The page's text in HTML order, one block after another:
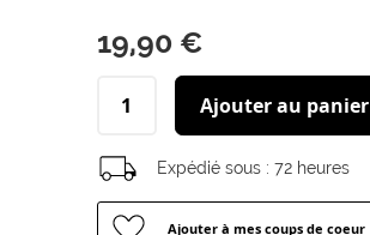
19,90 €
Ajouter au panier
Expédié sous : 72 heures
Ajouter à mes coups de coeur